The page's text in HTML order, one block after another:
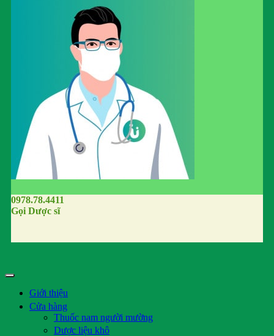
0978.78.4411
Gọi Dược sĩ
Giới thiệu
Cửa hàng
Thuốc nam người mường
Dược liệu khô